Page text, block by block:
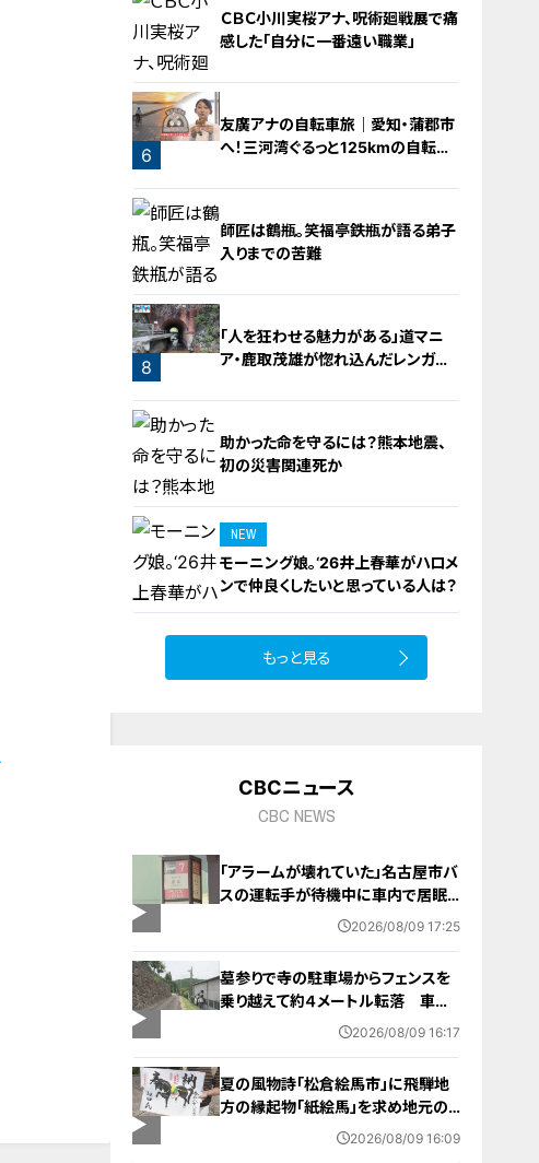
4
5
ＣＢＣ小川実桜アナ、呪術廻戦展で痛
感した「自分に一番遠い職業」
6
友廣アナの自転車旅｜愛知・蒲郡市
へ！三河湾ぐるっと125kmの自転車
7
師匠は鶴瓶。笑福亭鉄瓶が語る弟子
入りまでの苦難
8
「人を狂わせる魅力がある」道マニ
ア・鹿取茂雄が惚れ込んだレンガの
助かった命を守るには？熊本地震、
初の災害関連死か
NEW
モーニング娘。‘26井上春華がハロメ
ンで仲良くしたいと思っている人は？
もっと見る
CBCニュース
CBC NEWS
「アラームが壊れていた」名古屋市バ
スの運転手が待機中に車内で居眠
り 47分遅れで運行 金山～妙見
2026/08/09 17:25
墓参りで寺の駐車場からフェンスを
乗り越えて約４メートル転落 車に
乗っていた家族３人けが 岐阜・山
2026/08/09 16:17
夏の風物詩「松倉絵馬市」に飛騨地
方の縁起物「紙絵馬」を求め地元の
人や観光客が訪れる 幸せが駆け込
2026/08/09 16:09